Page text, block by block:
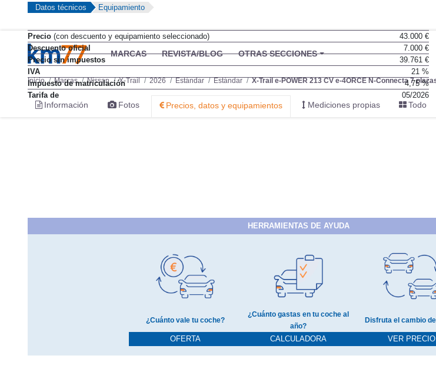
Precio(con descuento y equipamiento seleccionado)
43.000 €
Descuento oficial
7.000 €
Precio sin impuestos
39.761 €
IVA
21 %
Impuesto de matriculación
4,75 %
Tarifa de
05/2026
HERRAMIENTAS DE AYUDA
OFERTA
¿Cuánto gastas en tu coche al
año?
CALCULADORA VER PRECIO